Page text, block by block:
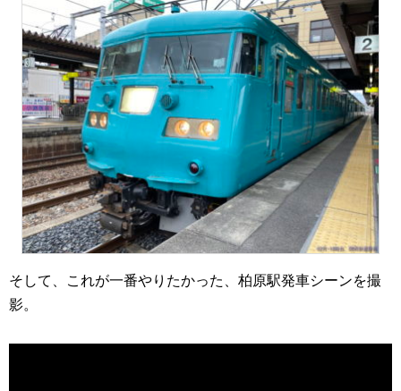
そして、これが一番やりたかった、柏原駅発車シーンを撮
影。